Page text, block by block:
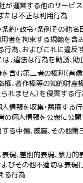
が運営する他のサービ
たは不正な利用行為
条約・政令・条例その他
用者を拘束する規範を含
行為、およびこれに違反
、違法な行為を勧誘、
含む第三者の権利（肖像
権、著作権等の知的財産
れません）を侵害する
情報を収集・蓄積する
の個人情報を公衆に公
る中傷、威嚇、その他第
現、差別的表現、暴力的
よびその他不適切な表現
る行為